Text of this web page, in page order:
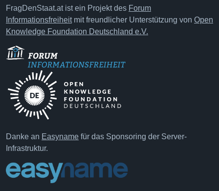
FragDenStaat.at ist ein Projekt des Forum
Informationsfreiheitmit freundlicher Unterstützung von Open
Knowledge Foundation Deutschland e.V.
Danke an Easyname für das Sponsoring der Server-
Infrastruktur.